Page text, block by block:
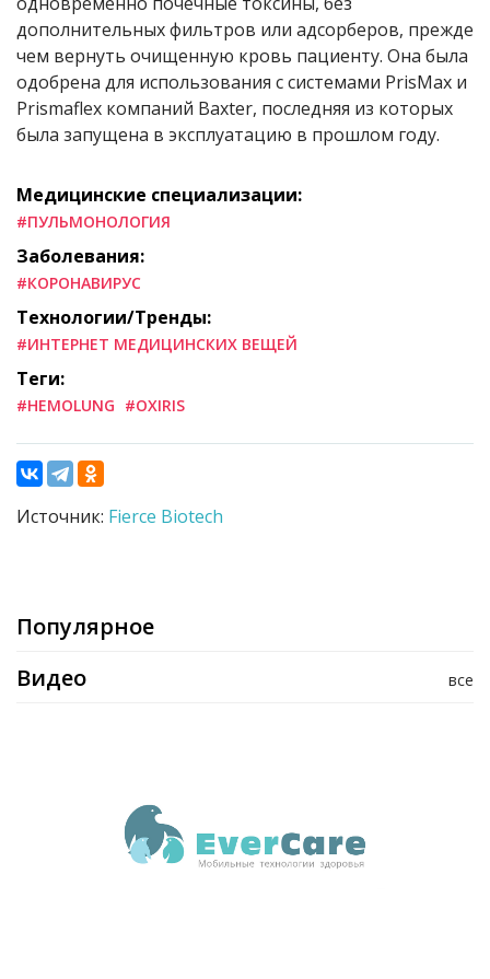
дополнительных фильтров или адсорберов, прежде
чем вернуть очищенную кровь пациенту. Она была
одобрена для использования с системами PrisMax и
Prismaflex компаний Baxter, последняя из которых
была запущена в эксплуатацию в прошлом году.
Медицинские специализации:
#ПУЛЬМОНОЛОГИЯ
Заболевания:
#КОРОНАВИРУС
Технологии/Тренды:
#ИНТЕРНЕТ МЕДИЦИНСКИХ ВЕЩЕЙ
Теги:
#HEMOLUNG #OXIRIS
Источник: Fierce Biotech
Популярное
все
Видео